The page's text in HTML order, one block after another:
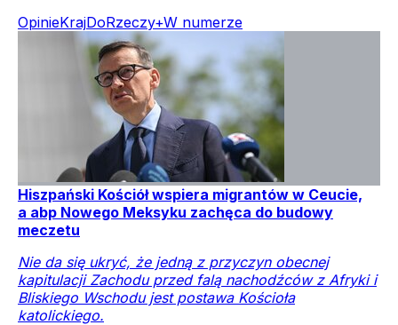
OpinieKrajDoRzeczy+W numerze
Hiszpański Kościół wspiera migrantów w Ceucie,
a abp Nowego Meksyku zachęca do budowy
meczetu
Nie da się ukryć, że jedną z przyczyn obecnej
kapitulacji Zachodu przed falą nachodźców z Afryki i
Bliskiego Wschodu jest postawa Kościoła
katolickiego.